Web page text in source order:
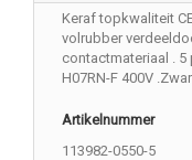
Keraf topkwaliteit
volrubber
contactmateriaal .
H07RN-F 400V
Artikelnummer
113982-0550-5